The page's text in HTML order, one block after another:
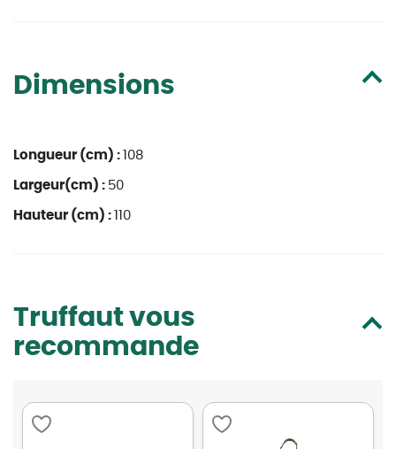
Dimensions
Longueur (cm) : 108
Largeur(cm) : 50
Hauteur (cm) : 110
Truffaut vous
recommande